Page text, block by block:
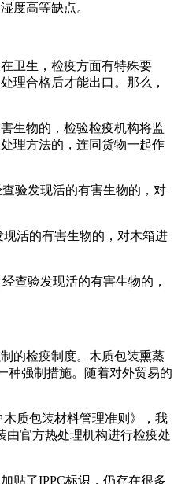
度高等缺点。
卫生，检疫方面有特殊要
理合格后才能出口。那么，
生物的，检验检疫机构将监
理方法的，连同货物一起作
验发现活的有害生物的，对
活的有害生物的，对木箱进
查验发现活的有害生物的，
的检疫制度。木质包装熏蒸
种强制措施。随着对外贸易的
木质包装材料管理准则》，我
由官方热处理机构进行检疫处
贴了IPPC标识，仍存在很多